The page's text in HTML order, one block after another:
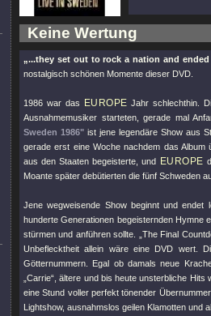
Keine Wertung
„...they set out to rock a nation and
nostalgisch schönen Momente dieser DVD.
1986 war das EUROPE Jahr schlechthin.
Ausnahmemusiker starteten, gerade mal
Sweden 1986"ist jene legendäre Show aus
gerade erst eine Woche nachdem das Album
aus den Staaten begeisterte, und EUROPE
Moante später debütierten die fünf Schweden
Jene wegweisende Show beginnt und endet
hunderte Generationen begeisternden Hymne
stürmen und anführen sollte. „The Final
Unbeflecktheit allein wäre eine DVD wert.
Götternummern. Egal ob damals neue
„Carrie“, ältere und bis heute unsterbliche
eine Stund voller perfekt tönender
Lightshow, ausnahmslos geilen Klamotten und